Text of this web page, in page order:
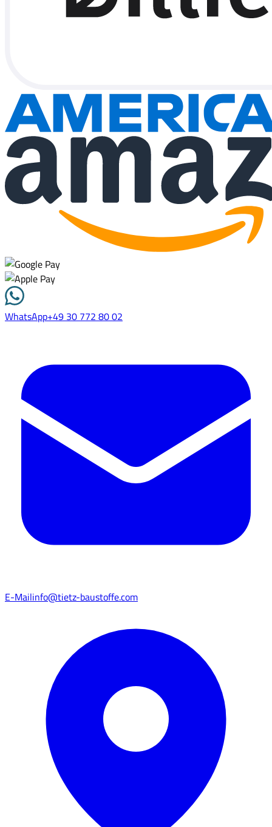
WhatsApp+49 30 772 80 02
E-Mailinfo@tietz-baustoffe.com